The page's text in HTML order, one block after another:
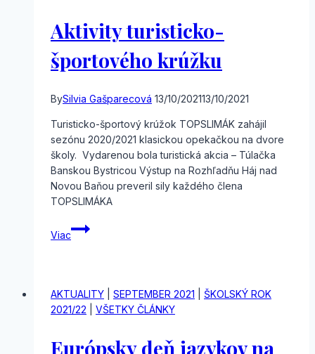
Aktivity turisticko-
športového krúžku
BySilvia Gašparecová 13/10/202113/10/2021
Turisticko-športový krúžok TOPSLIMÁK zahájil
sezónu 2020/2021 klasickou opekačkou na dvore
školy. Vydarenou bola turistická akcia – Túlačka
Banskou Bystricou Výstup na Rozhľadňu Háj nad
Novou Baňou preveril sily každého člena
TOPSLIMÁKA
Viac
Aktivity
turisticko-
AKTUALITY
SEPTEMBER 2021
ŠKOLSKÝ ROK
2021/22
VŠETKY ČLÁNKY
Európsky deň jazykov na